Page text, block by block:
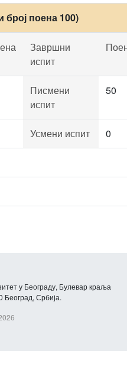
поена 100)
Завршни
испит
Писмени
испит
50
Усмени испит 0
у Београду, Булевар краља
Београд, Србија.